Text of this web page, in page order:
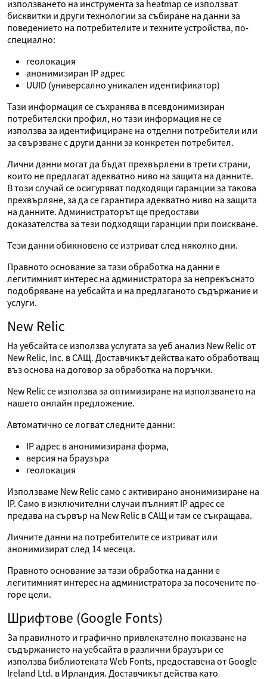
използването на инструмента за heatmap се използват
бисквитки и други технологии за събиране на данни за
поведението на потребителите и техните устройства, по-
специално:
геолокация
анонимизиран IP адрес
UUID (универсално уникален идентификатор)
Тази информация се съхранява в псевдонимизиран
потребителски профил, но тази информация не се
използва за идентифициране на отделни потребители или
за свързване с други данни за конкретен потребител.
Лични данни могат да бъдат прехвърлени в трети страни,
които не предлагат адекватно ниво на защита на данните.
В този случай се осигуряват подходящи гаранции за такова
прехвърляне, за да се гарантира адекватно ниво на защита
на данните. Администраторът ще предостави
доказателства за тези подходящи гаранции при поискване.
Тези данни обикновено се изтриват след няколко дни.
Правното основание за тази обработка на данни е
легитимният интерес на администратора за непрекъснато
подобряване на уебсайта и на предлаганото съдържание и
услуги.
New Relic
На уебсайта се използва услугата за уеб анализ New Relic от
New Relic, Inc. в САЩ. Доставчикът действа като обработващ
въз основа на договор за обработка на поръчки.
New Relic се използва за оптимизиране на използването на
нашето онлайн предложение.
Автоматично се логват следните данни:
IP адрес в анонимизирана форма,
версия на браузъра
геолокация
Използваме New Relic само с активирано анонимизиране на
IP. Само в изключителни случаи пълният IP адрес се
предава на сървър на New Relic в САЩ и там се съкращава.
Личните данни на потребителите се изтриват или
анонимизират след 14 месеца.
Правното основание за тази обработка на данни е
легитимният интерес на администратора за посочените по-
горе цели.
Шрифтове (Google Fonts)
За правилното и графично привлекателно показване на
съдържанието на уебсайта в различни браузъри се
използва библиотеката Web Fonts, предоставена от Google
Ireland Ltd. в Ирландия. Доставчикът действа като